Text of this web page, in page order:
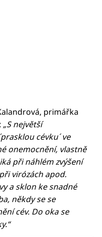
primářka
„S největší
cévku´ ve
onemocnění, vlastně
při náhlém zvýšení
virózách apod.
a sklon ke snadné
někdy se se
cév. Do oka se